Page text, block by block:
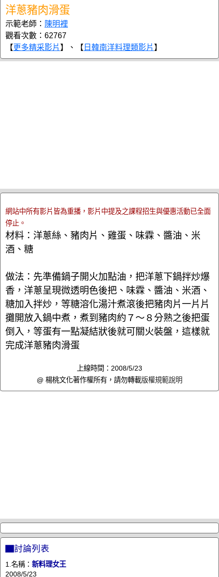
洋蔥豬肉滑蛋
示範老師： 陳明裡
觀看次數：62767
【更多精采影片 】、【 日韓南洋料理類影片 】
網站中所有影片皆為重播，影片中提及之課程招生與優惠活動已全面
停止。
材料：洋蔥絲、豬肉片、雞蛋、味霖、醬油、米
酒、糖
做法：先準備鍋子開火加點油，把洋蔥下鍋拌炒爆
香，洋蔥呈現微透明色後把、味霖、醬油、米酒、
糖加入拌炒，等糖溶化湯汁煮滾後把豬肉片一片片
攤開放入鍋中煮，煮到豬肉約７～８分熟之後把蛋
倒入，等蛋有一點凝結狀後就可關火裝盤，這樣就
完成洋蔥豬肉滑蛋
上線時間：2008/5/23
@ 楊桃文化著作權所有，請勿轉載版權規範說明
▇討論列表
1.名稱： 新料理女王
2008/5/23